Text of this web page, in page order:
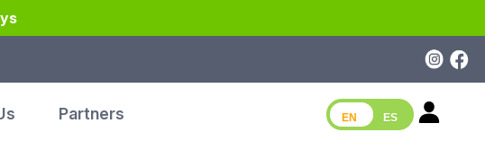
Partners EN ES